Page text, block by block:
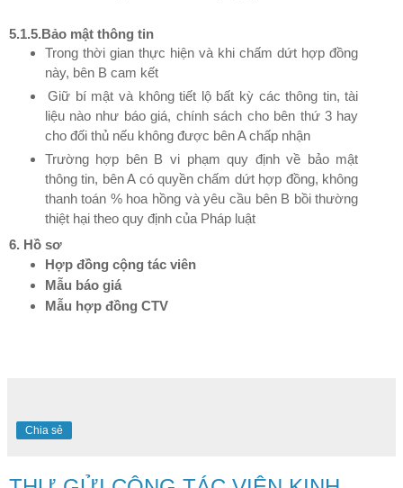
5.1.5. Bảo mật thông tin
Trong thời gian thực hiện và khi chấm dứt hợp đồng
này, bên B cam kết
Giữ bí mật và không tiết lộ bất kỳ các thông tin, tài
liệu nào như báo giá, chính sách cho bên thứ 3 hay
cho đối thủ nếu không được bên A chấp nhận
Trường hợp bên B vi phạm quy định về bảo mật
thông tin, bên A có quyền chấm dứt hợp đồng, không
thanh toán % hoa hồng và yêu cầu bên B bồi thường
thiệt hại theo quy định của Pháp luật
6. Hồ sơ
Hợp đồng cộng tác viên
Mẫu báo giá
Mẫu hợp đồng CTV
Chia sẻ